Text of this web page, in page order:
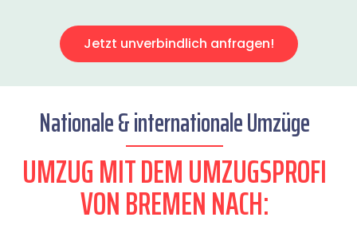
Jetzt unverbindlich anfragen!
Nationale & internationale Umzüge
UMZUG MIT DEM UMZUGSPROFI
VON BREMEN NACH: